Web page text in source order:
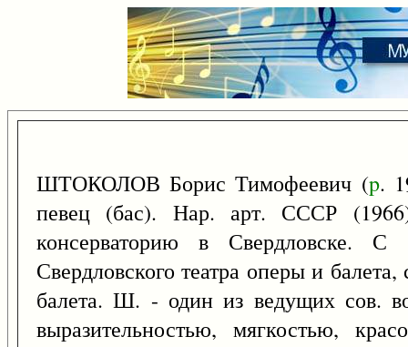
ШТОКОЛОВ Борис Тимофеевич (p.
певец (бас). Нар. арт. СССР
консерваторию в Свердловске.
Свердловского театра оперы и
балета. Ш. - один из ведущих сов.
выразительностью, мягкостью,